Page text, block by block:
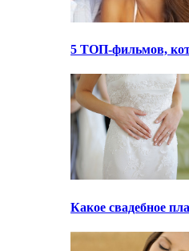
5 ТОП-фильмов,
Какое свадебное